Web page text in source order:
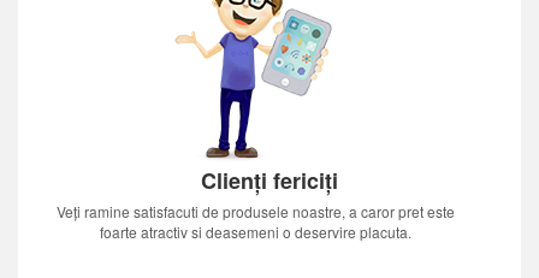
Clienți fericiți
Veți ramine satisfacuti de produsele noastre, a caror pret este
foarte atractiv si deasemeni o deservire placuta.